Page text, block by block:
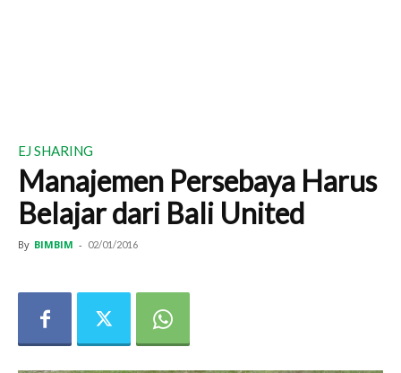
EJ SHARING
Manajemen Persebaya Harus
Belajar dari Bali United
By BIMBIM - 02/01/2016